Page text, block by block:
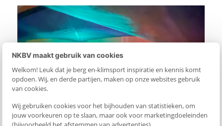
NKBV maakt gebruik van cookies
Welkom! Leuk dat je berg en-klimsport inspiratie en kennis komt
opdoen. Wij, en derde partijen, maken op onze websites gebruik
van cookies.
Wij gebruiken cookies voor het bijhouden van statistieken, om
jouw voorkeuren op te slaan, maar ook voor marketingdoeleinden